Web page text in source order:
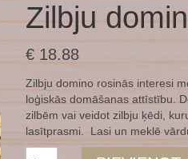
Zilbju
€18.88
Zilbju domino rosinās interesi
loģiskās domāšanas attīstību.
zilbēm vai veidot zilbju ķēdi,
lasītprasmi. Lasi un meklē